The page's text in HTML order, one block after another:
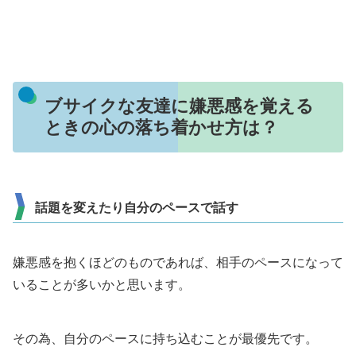
ブサイクな友達に嫌悪感を覚える
ときの心の落ち着かせ方は？
話題を変えたり自分のペースで話す
嫌悪感を抱くほどのものであれば、相手のペースになって
いることが多いかと思います。
その為、自分のペースに持ち込むことが最優先です。